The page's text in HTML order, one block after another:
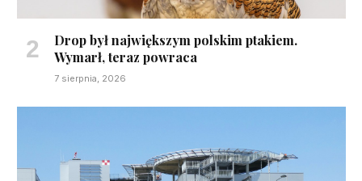
Drop był największym polskim ptakiem.
Wymarł, teraz powraca
7 sierpnia, 2026